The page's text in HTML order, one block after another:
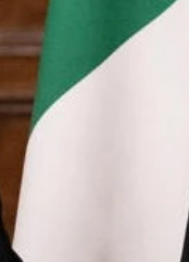
Festività
Conflitti e